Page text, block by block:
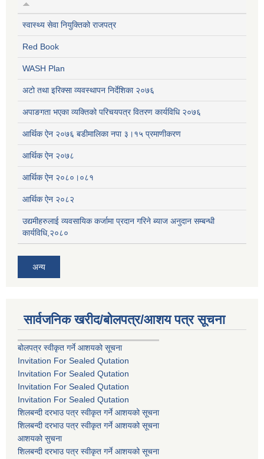
स्वास्थ्य सेवा नियुक्तिको राजपत्र
Red Book
WASH Plan
अटो तथा इरिक्सा व्यवस्थापन निर्देशिका २०७६
अपाङगता भएका व्यक्तिको परिचयपत्र वितरण कार्यविधि २०७६
आर्थिक ऐन २०७६ बडीमालिका नपा ३।१५ प्रमाणीकरण
आर्थिक ऐन २०७८
आर्थिक ऐन २०८०।०८१
आर्थिक ऐन २०८२
उद्यमीहरुलाई व्यवसायिक कर्जामा प्रदान गरिने ब्याज अनुदान सम्बन्धी
कार्यविधि,२०८०
अन्य
सार्वजनिक खरीद/बोलपत्र/आशय पत्र सूचना
बोलपत्र स्वीकृत गर्ने आशयको सूचना
Invitation For Sealed Qutation
Invitation For Sealed Qutation
Invitation For Sealed Qutation
Invitation For Sealed Qutation
शिलबन्दी दरभाउ पत्र स्वीकृत गर्ने आशयको सूचना
शिलबन्दी दरभाउ पत्र स्वीकृत गर्ने आशयको सूचना
आशयको सुचना
शिलबन्दी दरभाउ पत्र स्वीकृत गर्ने आशयको सूचना